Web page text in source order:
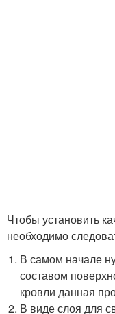
Чтобы установить
необходимо
В самом начале
составом
кровли данная
В виде слоя для